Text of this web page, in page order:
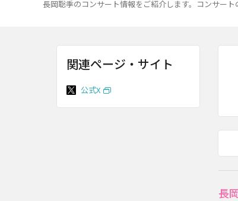
長岡聡季のコンサート情報をご紹介します。コンサー
長
関連ページ・サイト
公式X